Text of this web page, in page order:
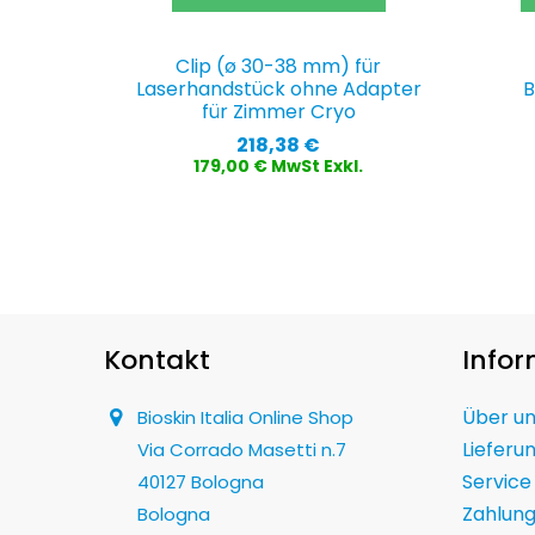
Clip (ø 30-38 mm) für
Laserhandstück ohne Adapter
für Zimmer Cryo
Preis
218,38 €
179,00 € MwSt Exkl.
Kontakt
Bioskin Italia Online Shop
Via Corrado Masetti n.7
40127 Bologna
Bologna
Über